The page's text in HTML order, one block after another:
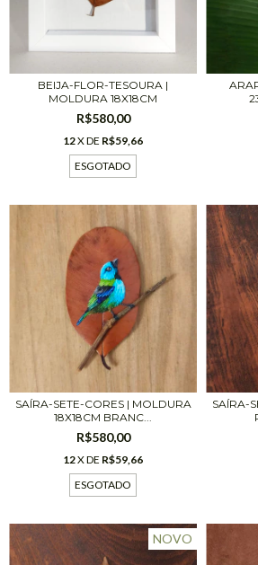
BEIJA-FLOR-TESOURA |
MOLDURA 18X18CM
R$580,00
12X DE R$59,66
ESGOTADO
SAÍRA-SETE-CORES | MOLDURA
18X18CM BRANC...
R$580,00
12X DE R$59,66
ESGOTADO
SAÍRA-
NOVO